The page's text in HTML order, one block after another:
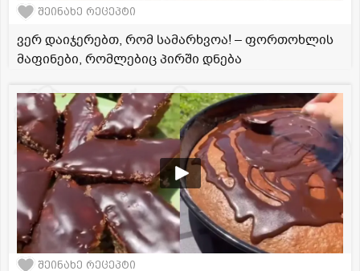
შეინახე რეცეპტი
ვერ დაიჯერებთ, რომ სამარხვოა! – ფორთოხლის
მაფინები, რომლებიც პირში დნება
შეინახე რეცეპტი